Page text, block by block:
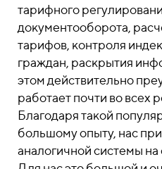
тарифного
документооборота,
тарифов, контроля
граждан, раскрытия
этом действительно
работает почти во всех
Благодаря такой
большому опыту, нас
аналогичной системы